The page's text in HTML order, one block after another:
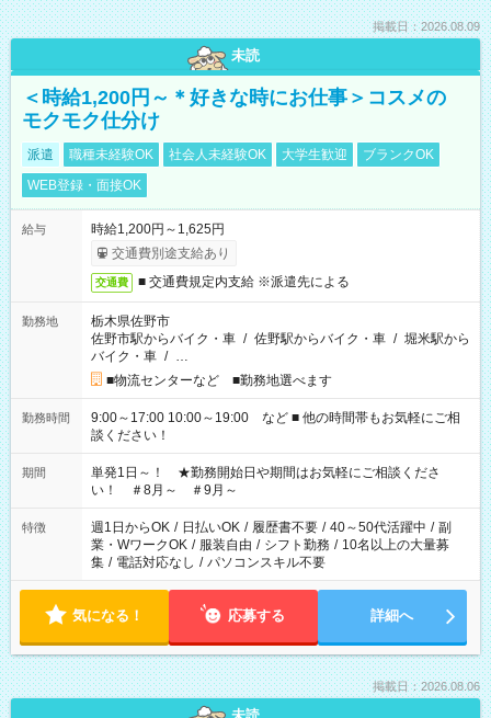
掲載日：2026.08.09
未読
＜時給1,200円～＊好きな時にお仕事＞コスメの
モクモク仕分け
派遣 職種未経験OK 社会人未経験OK 大学生歓迎
ブランクOK
WEB登録・面接OK
給与
時給1,200円～1,625円
交通費別途支給あり
交通費 ■ 交通費規定内支給 ※派遣先による
勤務地
栃木県佐野市
佐野市駅からバイク・車 / 佐野駅からバイク・車 / 堀米駅から
バイク・車 / …
■物流センターなど ■勤務地選べます
勤務時間
9:00～17:00 10:00～19:00 など ■ 他の時間帯もお気軽にご相
談ください！
期間
単発1日～！ ★勤務開始日や期間はお気軽にご相談くださ
い！ ＃8月～ ＃9月～
特徴 週1日からOK / 日払いOK / 履歴書不要 / 40～50代活躍中 / 副
業・WワークOK / 服装自由 / シフト勤務 / 10名以上の大量募
集 / 電話対応なし / パソコンスキル不要
気になる！ 応募する 詳細へ
掲載日：2026.08.06